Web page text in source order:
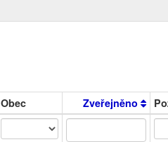
Obec Zveřejněno